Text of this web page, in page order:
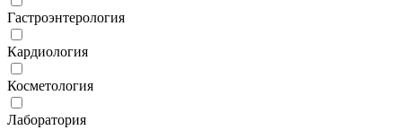
Гастроэнтерология
Кардиология
Косметология
Лаборатория